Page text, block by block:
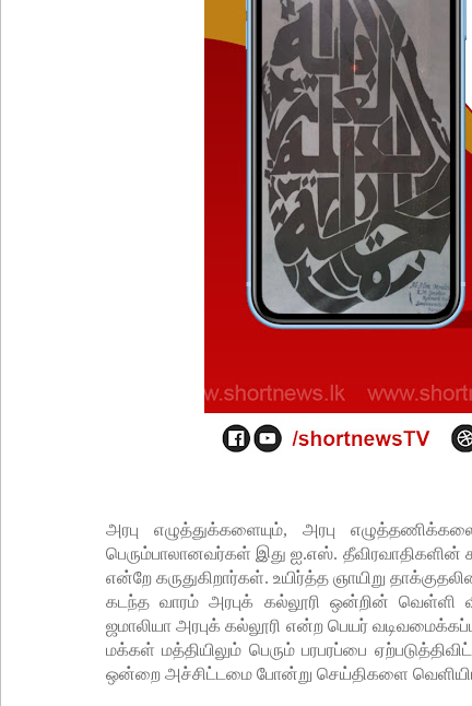
அரபு எழுத்துக்களையும், அரபு
பெரும்பாலானவர்கள் இது ஐ.எஸ்.
என்றே கருதுகிறார்கள். உயிர்த்த ஞாயிறு
கடந்த வாரம் அரபுக் கல்லூரி ஒன்றின் வெள்ளி
ஜமாலியா அரபுக் கல்லூரி என்ற பெயர்
மக்கள் மத்தியிலும் பெரும் பரபரப்பை
ஒன்றை அச்சிட்டமை போன்று செய்திகளை